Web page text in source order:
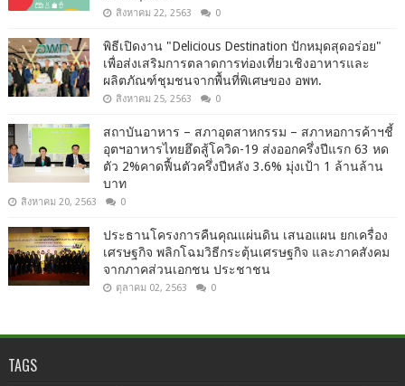
สิงหาคม 22, 2563 0
พิธีเปิดงาน "Delicious Destination ปักหมุดสุดอร่อย"
เพื่อส่งเสริมการตลาดการท่องเที่ยวเชิงอาหารและ
ผลิตภัณฑ์ชุมชนจากพื้นที่พิเศษของ อพท.
สิงหาคม 25, 2563 0
สถาบันอาหาร – สภาอุตสาหกรรม – สภาหอการค้าฯชี้
อุตฯอาหารไทยฮึดสู้โควิด-19 ส่งออกครึ่งปีแรก 63 หด
ตัว 2%คาดฟื้นตัวครึ่งปีหลัง 3.6% มุ่งเป้า 1 ล้านล้าน
บาท
สิงหาคม 20, 2563 0
ประธานโครงการคืนคุณแผ่นดิน เสนอแผน ยกเครื่อง
เศรษฐกิจ พลิกโฉมวิธีกระตุ้นเศรษฐกิจ และภาคสังคม
จากภาคส่วนเอกชน ประชาชน
ตุลาคม 02, 2563 0
TAGS